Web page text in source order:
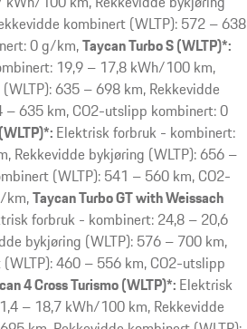
kombinert (WLTP): 572 – 638
0 g/km Taycan Turbo S (WLTP)*:
19,9 – 17,8 kWh/100 km,
635 – 698 km, Rekkevidde
– 635 km, CO2-utslipp kombinert: 0
Elektrisk forbruk - kombinert:
Rekkevidde bykjøring (WLTP): 656 –
(WLTP): 541 – 560 km, CO2-
km Taycan Turbo GT with Weissach
forbruk - kombinert: 24,8 – 20,6
bykjøring (WLTP): 576 – 700 km,
460 – 556 km, CO2-utslipp
4 Cross Turismo (WLTP)*: Elektrisk
– 18,7 kWh/100 km, Rekkevidde